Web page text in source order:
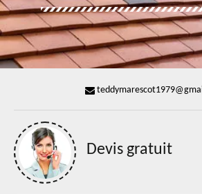
Devis gratuit